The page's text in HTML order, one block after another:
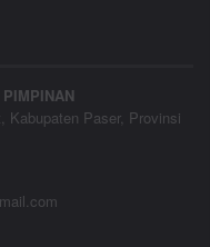
Kabupaten Paser, Provinsi